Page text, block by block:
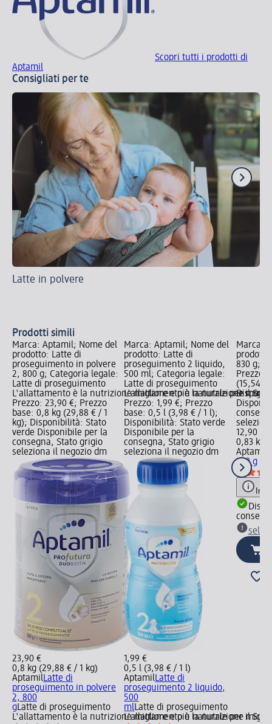
Scopri tutti i prodotti di
Aptamil
Consigliati per te
Latte in polvere
Prodotti simili
Marca: Aptamil; Nome del
prodotto: Latte di
proseguimento in polvere
2, 800 g; Categoria legale:
Latte di proseguimento
L'allattamento è la nutrizione migliore e più naturale per il Suo
Prezzo: 23,90 €; Prezzo
base: 0,8 kg (29,88 € / 1
kg); Disponibilità: Stato
verde Disponibile per la
consegna, Stato grigio
seleziona il negozio dm
23,90 €
0,8 kg (29,88 € / 1 kg)
AptamilLatte di
proseguimento in polvere
2, 800
gLatte di proseguimento
L'allattamento è la nutrizione migliore e più naturale per il Suo
Marca: Aptamil; Nome del
prodotto: Latte di
proseguimento 2 liquido,
500 ml; Categoria legale:
Latte di proseguimento
L'allattamento è la nutrizione
Prezzo: 1,99 €; Prezzo
base: 0,5 l (3,98 € / 1 l);
Disponibilità: Stato verde
Disponibile per la
consegna, Stato grigio
seleziona il negozio dm
1,99 €
0,5 l (3,98 € / 1 l)
AptamilLatte di
proseguimento 2 liquido,
500
mlLatte di proseguimento
L'allattamento è la nutrizione
Marca:
830 g;
Prezzo
(15,54 €
12,90 €
0,83 kg
Aptamil
830 g